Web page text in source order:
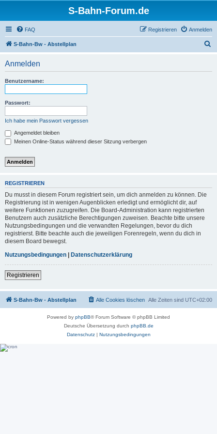
S-Bahn-Forum.de
FAQ Anmelden
Registrieren
S-Bahn-Bw - Abstellplan
Anmelden
Benutzername:
Passwort:
Ich habe mein Passwort vergessen
Angemeldet bleiben
Meinen Online-Status während dieser Sitzung verbergen
REGISTRIEREN
Du musst in diesem Forum registriert sein, um dich anmelden zu können. Die
Registrierung ist in wenigen Augenblicken erledigt und ermöglicht dir, auf
weitere Funktionen zuzugreifen. Die Board-Administration kann registrierten
Benutzern auch zusätzliche Berechtigungen zuweisen. Beachte bitte unsere
Nutzungsbedingungen und die verwandten Regelungen, bevor du dich
registrierst. Bitte beachte auch die jeweiligen Forenregeln, wenn du dich in
diesem Board bewegst.
Nutzungsbedingungen | Datenschutzerklärung
Registrieren
S-Bahn-Bw - Abstellplan Alle Zeiten sind UTC+02:00
Alle Cookies löschen
Powered by phpBB® Forum Software © phpBB Limited
Deutsche Übersetzung durch phpBB.de
Datenschutz| Nutzungsbedingungen